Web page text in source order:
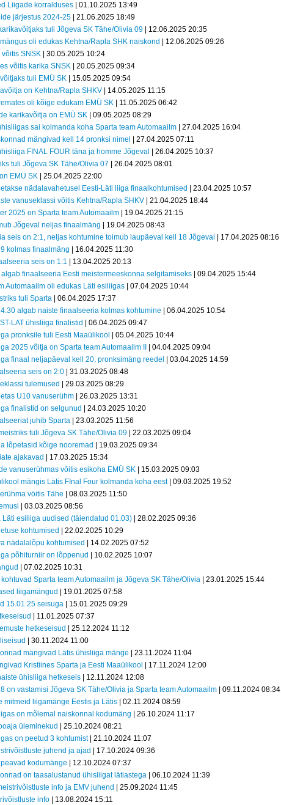
Liigade korralduses | 01.10.2025 13:49
järjestus 2024-25 | 21.06.2025 18:49
tuli Jõgeva SK Tähe/Olivia 09 | 12.06.2025 20:35
oli edukas Kehtna/Rapla SHK naiskond
| 12.06.2025 09:26
SNSK | 30.05.2025 10:24
võitis karika SNSK | 20.05.2025 09:34
tuli EMÜ SK | 15.05.2025 09:54
on Kehtna/Rapla SHKV
| 14.05.2025 11:15
oli kõige edukam EMÜ SK | 11.05.2025 06:42
karikavõitja on EMÜ SK | 09.05.2025 08:29
sai kolmanda koha Sparta team Automaailm | 27.04.2025 16:04
mängivad kell 14 pronksi nimel
| 27.04.2025 07:11
FINAL FOUR täna ja homme Jõgeval
| 26.04.2025 10:37
tuli Jõgeva SK Tähe/Olivia 07 | 26.04.2025 08:01
EMÜ SK | 25.04.2025 22:00
nädalavahetusel Eesti-Läti liiga finaalkohtumised
| 23.04.2025 10:57
vanuseklassi võitis Kehtna/Rapla SHKV | 21.04.2025 18:44
2025 on Sparta team Automaailm | 19.04.2025 21:15
Jõgeval neljas finaalmäng | 19.04.2025 08:43
seis on 2:1, neljas kohtumine toimub laupäeval kell 18 Jõgeval
| 17.04.2025 08:16
kolmas finaalmäng | 16.04.2025 11:30
seis on 1:1 | 13.04.2025 20:13
finaalseeria Eesti meistermeeskonna selgitamiseks | 09.04.2025 15:44
Automaailm oli edukas Läti esiliigas | 07.04.2025 10:44
tuli Sparta | 06.04.2025 17:37
algab naiste finaalseeria kolmas kohtumine | 06.04.2025 10:54
LAT ühisliiga finalistid
| 06.04.2025 09:47
pronksile tuli Eesti Maaülikool
| 05.04.2025 10:44
2025 võitja on Sparta team Automaailm II
| 04.04.2025 09:04
finaal neljapäeval kell 20, pronksimäng reedel
| 03.04.2025 14:59
seis on 2:0 | 31.03.2025 08:48
tulemused
| 29.03.2025 08:29
U10 vanuserühm | 26.03.2025 13:31
finalistid on selgunud
| 24.03.2025 10:20
juhib Sparta | 23.03.2025 11:56
tuli Jõgeva SK Tähe/Olivia 09 | 22.03.2025 09:04
lõpetasid kõige nooremad
| 19.03.2025 09:34
ajakavad
| 17.03.2025 15:34
vanuserühmas võitis esikoha EMÜ SK | 15.03.2025 09:03
mängis Lätis FInal Four kolmanda koha eest| 09.03.2025 19:52
vöitis Tähe | 08.03.2025 11:50
| 03.03.2025 08:56
Läti esiliiga uudised (täiendatud 01.03) | 28.02.2025 09:36
kohtumised
| 22.02.2025 10:29
nädalalõpu kohtumised
| 14.02.2025 07:52
põhiturniir on lõppenud
| 10.02.2025 10:07
| 07.02.2025 10:31
Sparta team Automaailm ja Jõgeva SK Tähe/Olivia | 23.01.2025 15:44
liigamängud
| 19.01.2025 07:58
15.01.25 seisuga | 15.01.2025 09:29
| 11.01.2025 07:37
hetkeseisud
| 25.12.2024 11:12
| 30.11.2024 11:00
mängivad Lätis ühisliiga mänge | 23.11.2024 11:04
Kristiines Sparta ja Eesti Maaülikool
| 17.11.2024 12:00
ühisliiga hetkeseis | 12.11.2024 12:08
on vastamisi Jõgeva SK Tähe/Olivia ja Sparta team Automaailm | 09.11.2024 08:34
mitmeid liigamänge Eestis ja Lätis | 02.11.2024 08:59
on mõlemal naiskonnal kodumäng | 26.10.2024 11:17
üleminekud
| 25.10.2024 08:21
on peetud 3 kohtumist| 21.10.2024 11:07
juhend ja ajad
| 17.10.2024 09:36
kodumänge | 12.10.2024 07:37
on taasalustanud ühisliigat lätlastega | 06.10.2024 11:39
info ja EMV juhend
| 25.09.2024 11:45
info | 13.08.2024 15:11